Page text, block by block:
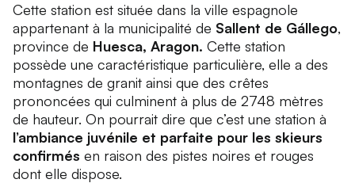
Cette station est située dans la ville espagnole
appartenant à la municipalité de Sallent de Gállego,
province de Huesca, Aragon. Cette station
possède une caractéristique particulière, elle a des
montagnes de granit ainsi que des crêtes
prononcées qui culminent à plus de 2748 mètres
de hauteur. On pourrait dire que c’est une station à
l’ambiance juvénile et parfaite pour les skieurs
confirmés en raison des pistes noires et rouges
dont elle dispose.